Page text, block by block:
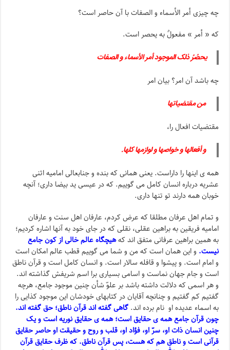
چه چیزی أمر الأسماء و الصفات با آن حاصر است؟
که « أمر » مفعولٌ به یحصر است.
یحصُرُ ذلک الموجود أمر الأسماء و الصفات
چه باشد آن امر؟ بیان امر
من مقتضیاتها
مقتضیات افعال را،
و أفعالها و خواصها و لوازمها کلها.
همه ی اینها را داراست. یعنی همانی که بنده و جنابعالی امامیه اثنی
عشریه درباره انسان کامل می گوییم. که در عیسی ید بیضا داری؛ آنچه
خوبان همه دارند تو تنها داری.
و تمام اهل عرفان مطلقا که عرض کردم، عارفان اهل سنت و عارفان
امامیه فریقین به براهین عقلی، نقلی که در جای خود به آنها اشاره کردیم؛
به همین براهین عرفانی متفق اند کههیچگاه عالم خالی از کون جامع
نیست. و این همان است که من و شما می گوییم قطب عالم امکان است
و امام است. و پیشوا و قافله سالار است. و انسان کامل است و قرآن ناطق
است و جام جهان نماست و اسامی بسیاری برا اسم شریفش گذاشته اند.
و هر اسمی که دلالت داشته باشد بر علوّ شأن چنین موجود جامع، هرچه
گفتیم کم گفتیم و چنانچه آقایان در کتابهای خودشان این موجود کذایی را
به اسماء عدیده او نام برده اند.گاهی گفته اند قرآن ناطق؛ حق گفته اند.
چون قرآن جامع همه ی حقایق است؛ همه ی حقایق نوریه است و یک
چنین انسان ذات او، سرّ او، فؤاد او، قلب و روح و حقیقت او حاصر حقایق
قرآنی است و ناطق هم که هست، پس قرآن ناطق. که ظرف حقایق قرآن